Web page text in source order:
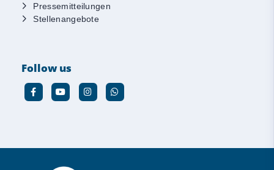
Pressemitteilungen
Stellenangebote
Follow us